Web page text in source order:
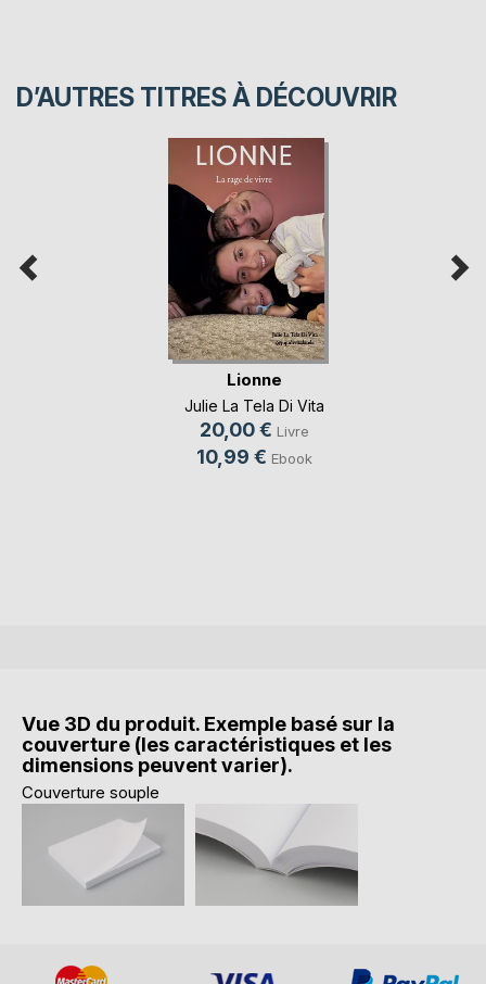
D’AUTRES TITRES À DÉCOUVRIR
Lionne
Julie La Tela Di Vita
20,00 € Livre
10,99 € Ebook
Vue 3D du produit. Exemple basé sur la
couverture (les caractéristiques et les
dimensions peuvent varier).
Couverture souple